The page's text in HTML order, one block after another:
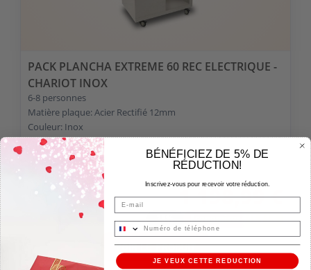
PACK PLANCHA EXTREME 60 REC ELECTRIQUE -
CHARIOT INOX
6-8 personnes
Matière plaque: Acier Rectifié 12mm
Couleur: Inox
Modèle: Extreme
1 844,60 €
1 198,99 €
-35% Economisez 645,61 €
VOIR LE PRODUIT
BÉNÉFICIEZ DE 5% DE
RÉDUCTION!
Inscrivez-vous pour recevoir votre réduction.
Email
JE VEUX CETTE REDUCTION